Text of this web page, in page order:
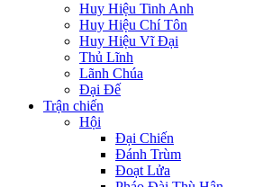
Huy Hiệu Tinh Anh
Huy Hiệu Chí Tôn
Huy Hiệu Vĩ Đại
Thủ Lĩnh
Lãnh Chúa
Đại Đế
Trận chiến
Hội
Đại Chiến
Đánh Trùm
Đoạt Lửa